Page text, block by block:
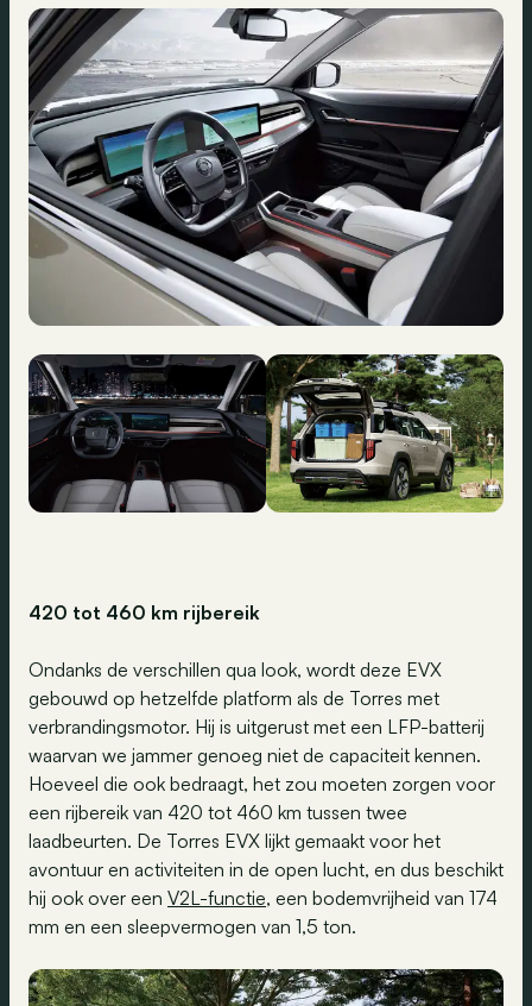
420 tot 460 km rijbereik
Ondanks de verschillen qua look, wordt deze EVX
gebouwd op hetzelfde platform als de Torres met
verbrandingsmotor. Hij is uitgerust met een LFP-batterij
waarvan we jammer genoeg niet de capaciteit kennen.
Hoeveel die ook bedraagt, het zou moeten zorgen voor
een rijbereik van 420 tot 460 km tussen twee
laadbeurten. De Torres EVX lijkt gemaakt voor het
avontuur en activiteiten in de open lucht, en dus beschikt
hij ook over een V2L-functie, een bodemvrijheid van 174
mm en een sleepvermogen van 1,5 ton.